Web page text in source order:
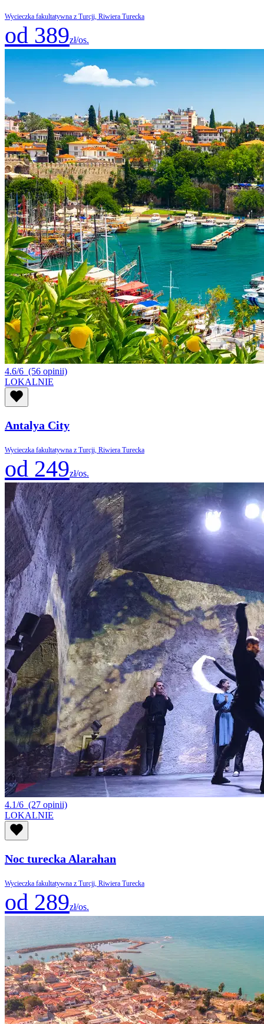
Wycieczka fakultatywna z Turcji, Riwiera Turecka
od 389zł/os.
4.6/6 (56 opinii)
LOKALNIE
Antalya City
Wycieczka fakultatywna z Turcji, Riwiera Turecka
od 249zł/os.
4.1/6 (27 opinii)
LOKALNIE
Noc turecka Alarahan
Wycieczka fakultatywna z Turcji, Riwiera Turecka
od 289zł/os.